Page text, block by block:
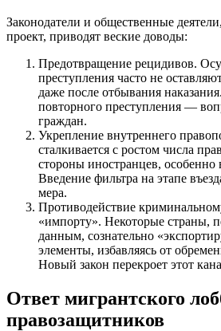
Законодатели и общественные
проект, приводят веские доводы:
Предотвращение рецидивов.
преступления часто не
даже после отбывания
повторного преступления —
граждан.
Укрепление внутреннего
сталкивается с ростом числа
стороны иностранцев, особенно
Введение фильтра на этапе
мера.
Противодействие
«импорту». Некоторые страны,
данным, сознательно
элементы, избавляясь от
Новый закон перекроет этот
Ответ мигрантского
правозащитников